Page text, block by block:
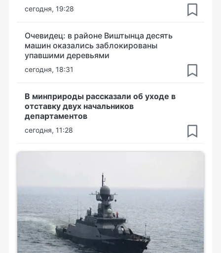
сегодня, 19:28
Очевидец: в районе Виштынца десять
машин оказались заблокированы
упавшими деревьями
сегодня, 18:31
В минприроды рассказали об уходе в
отставку двух начальников
департаментов
сегодня, 11:28